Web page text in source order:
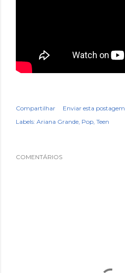
Compartilhar
Enviar esta postagem
Labels: Ariana Grande Pop Teen
COMENTÁRIOS